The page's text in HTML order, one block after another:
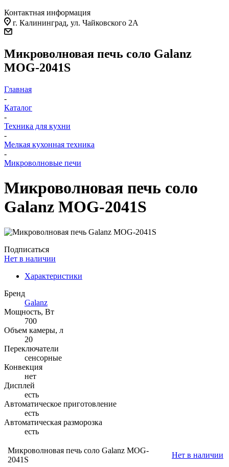
Контактная информация
г. Калининград, ул. Чайковского 2А
Микроволновая печь соло Galanz
MOG-2041S
Главная
-
Каталог
-
Техника для кухни
-
Мелкая кухонная техника
-
Микроволновые печи
Микроволновая печь соло
Galanz MOG-2041S
Подписаться
Нет в наличии
Характеристики
Бренд
Galanz
Мощность, Вт
700
Объем камеры, л
20
Переключатели
сенсорные
Конвекция
нет
Дисплей
есть
Автоматическое приготовление
есть
Автоматическая разморозка
есть
Микроволновая печь соло Galanz MOG-
2041S
Нет в наличии